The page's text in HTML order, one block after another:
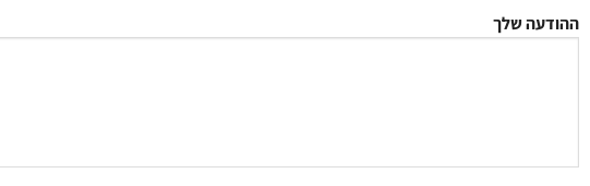
ההודעה שלך